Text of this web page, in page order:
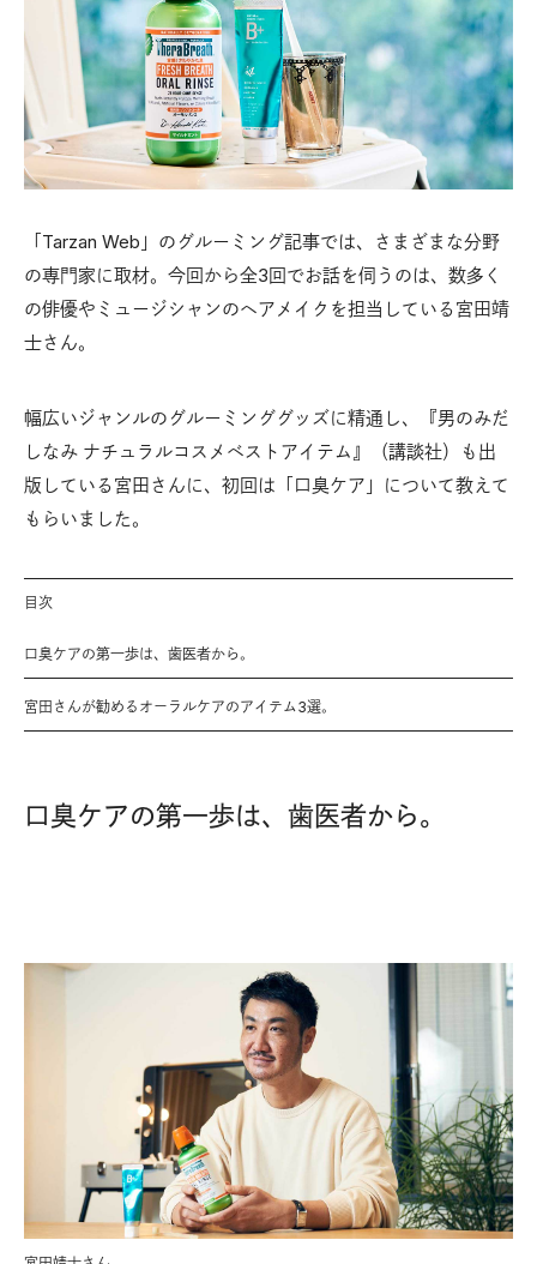
「Tarzan Web」のグルーミング記事では、さまざまな分野
の専門家に取材。今回から全3回でお話を伺うのは、数多く
の俳優やミュージシャンのヘアメイクを担当している宮田靖
士さん。
幅広いジャンルのグルーミンググッズに精通し、『男のみだ
しなみ ナチュラルコスメベストアイテム』（講談社）も出
版している宮田さんに、初回は「口臭ケア」について教えて
もらいました。
目次
口臭ケアの第一歩は、歯医者から。
宮田さんが勧めるオーラルケアのアイテム3選。
口臭ケアの第一歩は、歯医者から。